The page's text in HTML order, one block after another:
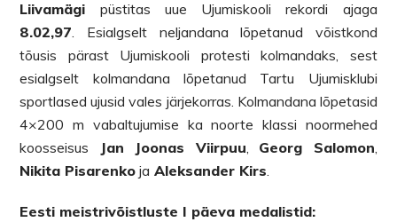
Liivamägi püstitas uue Ujumiskooli rekordi ajaga
8.02,97. Esialgselt neljandana lõpetanud võistkond
tõusis pärast Ujumiskooli protesti kolmandaks, sest
esialgselt kolmandana lõpetanud Tartu Ujumisklubi
sportlased ujusid vales järjekorras. Kolmandana lõpetasid
4×200 m vabaltujumise ka noorte klassi noormehed
koosseisus Jan Joonas Viirpuu, Georg Salomon,
Nikita Pisarenko ja Aleksander Kirs.
Eesti meistrivõistluste I päeva medalistid: